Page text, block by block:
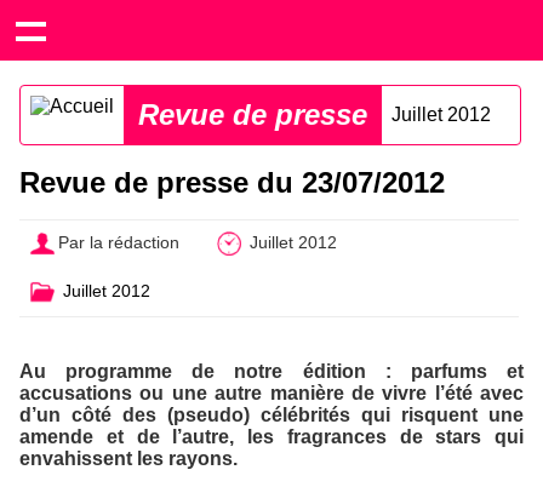
Revue de presse Juillet 2012
Revue de presse du 23/07/2012
Par la rédaction Juillet 2012
Juillet 2012
Au programme de notre édition : parfums et
accusations ou une autre manière de vivre l’été avec
d’un côté des (pseudo) célébrités qui risquent une
amende et de l’autre, les fragrances de stars qui
envahissent les rayons.